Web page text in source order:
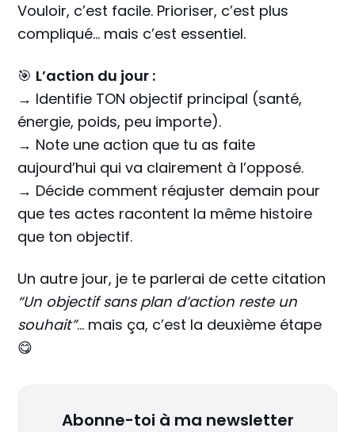
Vouloir, c’est facile. Prioriser, c’est plus
compliqué… mais c’est essentiel.
🎯 L’action du jour :
→ Identifie TON objectif principal (santé,
énergie, poids, peu importe).
→ Note une action que tu as faite
aujourd’hui qui va clairement à l’opposé.
→ Décide comment réajuster demain pour
que tes actes racontent la même histoire
que ton objectif.
Un autre jour, je te parlerai de cette citation
“Un objectif sans plan d’action reste un
souhait”… mais ça, c’est la deuxième étape
😋
Abonne-toi à ma newsletter